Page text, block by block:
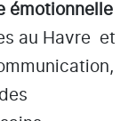
émotionnelle
au Havre
et